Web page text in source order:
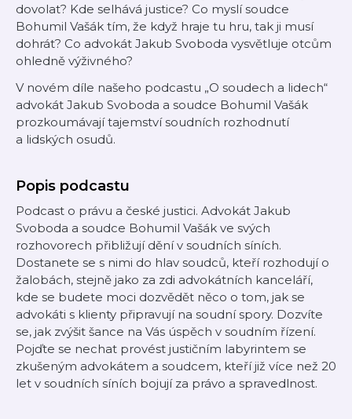
dovolat? Kde selhává justice? Co myslí soudce
Bohumil Vašák tím, že když hraje tu hru, tak ji musí
dohrát? Co advokát Jakub Svoboda vysvětluje otcům
ohledně výživného?
V novém díle našeho podcastu „O soudech a lidech“
advokát Jakub Svoboda a soudce Bohumil Vašák
prozkoumávají tajemství soudních rozhodnutí
a lidských osudů.
Popis podcastu
Podcast o právu a české justici. Advokát Jakub
Svoboda a soudce Bohumil Vašák ve svých
rozhovorech přibližují dění v soudních síních.
Dostanete se s nimi do hlav soudců, kteří rozhodují o
žalobách, stejně jako za zdi advokátních kanceláří,
kde se budete moci dozvědět něco o tom, jak se
advokáti s klienty připravují na soudní spory. Dozvíte
se, jak zvýšit šance na Vás úspěch v soudním řízení.
Pojďte se nechat provést justičním labyrintem se
zkušeným advokátem a soudcem, kteří již více než 20
let v soudních síních bojují za právo a spravedlnost.